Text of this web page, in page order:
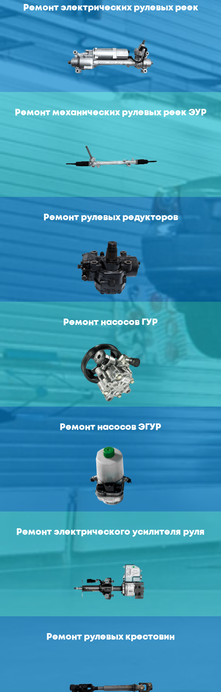
Ремонт электрических рулевых реек
Ремонт механических рулевых реек ЭУР
Ремонт рулевых редукторов
Ремонт насосов ГУР
Ремонт насосов ЭГУР
Ремонт электрического усилителя руля
Ремонт рулевых крестовин